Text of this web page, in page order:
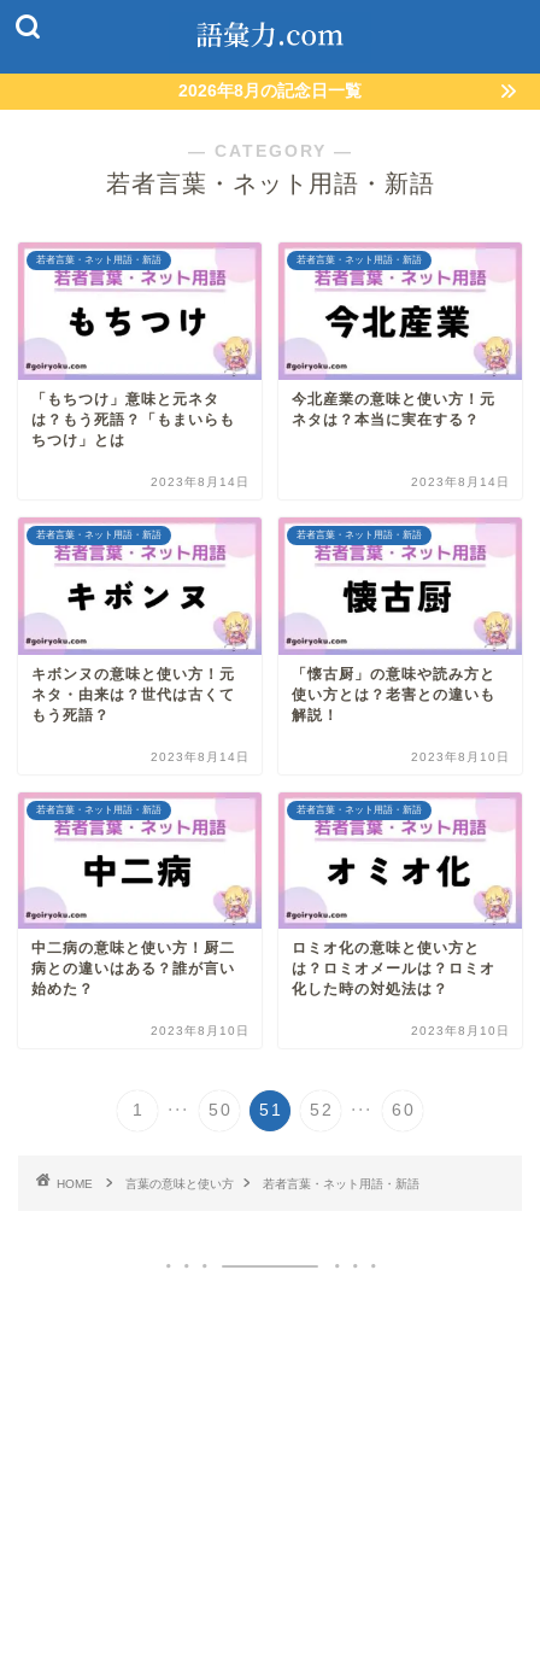
2026年8月の記念日一覧
― CATEGORY ―
若者言葉・ネット用語・新語
若者言葉・ネット用語・新語
「もちつけ」意味と元ネタ
は？もう死語？「もまいらも
ちつけ」とは
2023年8月14日
若者言葉・ネット用語・新語
今北産業の意味と使い方！元
ネタは？本当に実在する？
2023年8月14日
若者言葉・ネット用語・新語
キボンヌの意味と使い方！元
ネタ・由来は？世代は古くて
もう死語？
2023年8月14日
若者言葉・ネット用語・新語
「懐古厨」の意味や読み方と
使い方とは？老害との違いも
解説！
2023年8月10日
若者言葉・ネット用語・新語
中二病の意味と使い方！厨二
病との違いはある？誰が言い
始めた？
2023年8月10日
若者言葉・ネット用語・新語
ロミオ化の意味と使い方と
は？ロミオメールは？ロミオ
化した時の対処法は？
2023年8月10日
1 ... 50 51 52 ... 60
HOME 言葉の意味と使い方 若者言葉・ネット用語・新語